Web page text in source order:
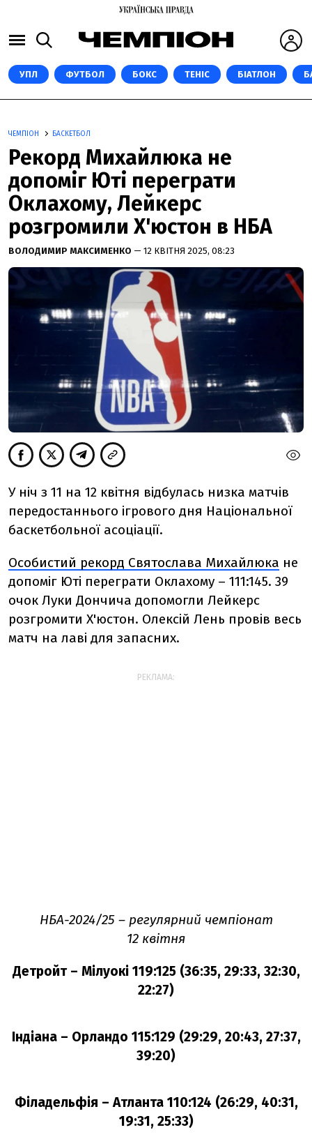
УПЛ ФУТБОЛ БОКС ТЕНІС БІАТЛОН
ЧЕМПІОН БАСКЕТБОЛ
Рекорд Михайлюка не
допоміг Юті переграти
Оклахому, Лейкерс
розгромили Х'юстон в НБА
ВОЛОДИМИР МАКСИМЕНКО — 12 КВІТНЯ 2025, 08:23
У ніч з 11 на 12 квітня відбулась низка матчів
передостаннього ігрового дня Національної
баскетбольної асоціації.
Особистий рекорд Святослава Михайлюка не
допоміг Юті переграти Оклахому – 111:145. 39
очок Луки Дончича допомогли Лейкерс
розгромити Х'юстон. Олексій Лень провів весь
матч на лаві для запасних.
РЕКЛАМА:
НБА-2024/25 – регулярний чемпіонат
12 квітня
Детройт – Мілуокі 119:125 (36:35, 29:33, 32:30,
22:27)
Індіана – Орландо 115:129 (29:29, 20:43, 27:37,
39:20)
Філадельфія – Атланта 110:124 (26:29, 40:31,
19:31, 25:33)